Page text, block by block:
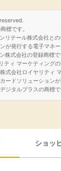
標です。
リテール株式会社と
が発行する電子マネー
株式会社の登録商標で
ティ マーケティングの
式会社ロイヤリティ
ードソリューションが
タルプラスの商標で
ショッ